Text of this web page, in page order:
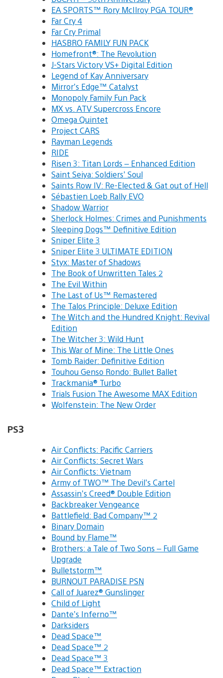
EA SPORTS™ Rory McIlroy PGA TOUR®
Far Cry 4
Far Cry Primal
HASBRO FAMILY FUN PACK
Homefront®: The Revolution
J-Stars Victory VS+ Digital Edition
Legend of Kay Anniversary
Mirror’s Edge™ Catalyst
Monopoly Family Fun Pack
MX vs. ATV Supercross Encore
Omega Quintet
Project CARS
Rayman Legends
RIDE
Risen 3: Titan Lords – Enhanced Edition
Saint Seiya: Soldiers’ Soul
Saints Row IV: Re-Elected & Gat out of Hell
Sébastien Loeb Rally EVO
Shadow Warrior
Sherlock Holmes: Crimes and Punishments
Sleeping Dogs™ Definitive Edition
Sniper Elite 3
Sniper Elite 3 ULTIMATE EDITION
Styx: Master of Shadows
The Book of Unwritten Tales 2
The Evil Within
The Last of Us™ Remastered
The Talos Principle: Deluxe Edition
The Witch and the Hundred Knight: Revival
Edition
The Witcher 3: Wild Hunt
This War of Mine: The Little Ones
Tomb Raider: Definitive Edition
Touhou Genso Rondo: Bullet Ballet
Trackmania® Turbo
Trials Fusion The Awesome MAX Edition
Wolfenstein: The New Order
PS3
Air Conflicts: Pacific Carriers
Air Conflicts: Secret Wars
Air Conflicts: Vietnam
Army of TWO™ The Devil’s Cartel
Assassin’s Creed® Double Edition
Backbreaker Vengeance
Battlefield: Bad Company™ 2
Binary Domain
Bound by Flame™
Brothers: a Tale of Two Sons – Full Game
Upgrade
Bulletstorm™
BURNOUT PARADISE PSN
Call of Juarez® Gunslinger
Child of Light
Dante’s Inferno™
Darksiders
Dead Space™
Dead Space™ 2
Dead Space™ 3
Dead Space™ Extraction